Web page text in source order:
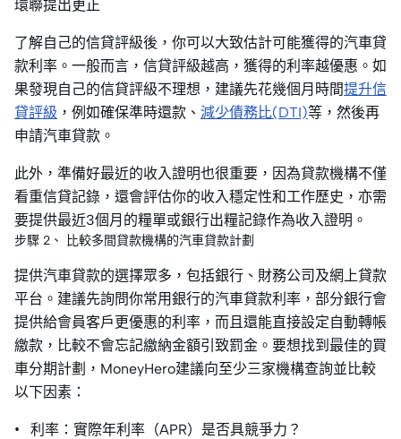
環聯提出更正
了解自己的信貸評級後，你可以大致估計可能獲得的汽車貸
款利率。一般而言，信貸評級越高，獲得的利率越優惠。如
果發現自己的信貸評級不理想，建議先花幾個月時間提升信
貸評級 ，例如確保準時還款、 減少債務比(DTI)等，然後再
申請汽車貸款。
此外，準備好最近的收入證明也很重要，因為貸款機構不僅
看重信貸記錄，還會評估你的收入穩定性和工作歷史，亦需
要提供最近3個月的糧單或銀行出糧記錄作為收入證明。
步驟 2、 比較多間貸款機構的汽車貸款計劃
提供汽車貸款的選擇眾多，包括銀行、財務公司及網上貸款
平台。建議先詢問你常用銀行的汽車貸款利率，部分銀行會
提供給會員客戶更優惠的利率，而且還能直接設定自動轉帳
繳款，比較不會忘記繳納金額引致罰金。要想找到最佳的買
車分期計劃，MoneyHero建議向至少三家機構查詢並比較
以下因素：
• 利率：實際年利率（APR）是否具競爭力？